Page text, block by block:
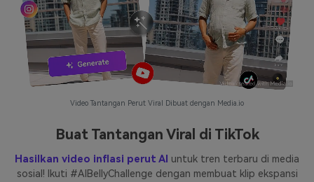
Buat Tantangan Viral di TikTok
Hasilkan video inflasi perut AI untuk tren terbaru di media
sosial! Ikuti #AIBellyChallenge dengan membuat klip ekspansi
Video Tantangan Perut Viral Dibuat dengan Media.io